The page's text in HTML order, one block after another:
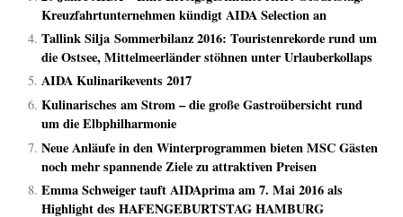
Kreuzfahrtunternehmen kündigt AIDA Selection an
Tallink Silja Sommerbilanz 2016: Touristenrekorde rund um
die Ostsee, Mittelmeerländer stöhnen unter Urlauberkollaps
AIDA Kulinarikevents 2017
Kulinarisches am Strom – die große Gastroübersicht rund
um die Elbphilharmonie
Neue Anläufe in den Winterprogrammen bieten MSC Gästen
noch mehr spannende Ziele zu attraktiven Preisen
Emma Schweiger tauft AIDAprima am 7. Mai 2016 als
Highlight des HAFENGEBURTSTAG HAMBURG